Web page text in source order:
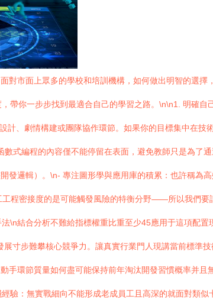
對市面上眾多的學校和培訓機構，如何做出明智的選擇
帶你一步步找到最適合自己的學習之路。\n\n1. 明確自
、劇情構建或團隊協作環節。如果你的目標集中在技
式編程的內容僅不能停留在表面，避免教師只是為了
發邏輯）。\n- 專注圖形學與應用庫的積累：也許稱為
程密接度的是可能觸發風險的特衡分野——所以我們要
\n結合分析不難給指標權重比重至少45應用于這項配置
寸步難攀核心競爭力。讓真實行業門人現講當前標準技
手環節質量如何盡可能保持前年淘汰開發習慣概率并且
：無實戰細向不能形成老成員工且高深的就面對類似